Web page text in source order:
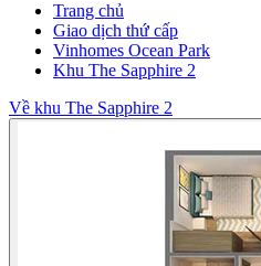
Trang chủ
Giao dịch thứ cấp
Vinhomes Ocean Park
Khu The Sapphire 2
Về khu The Sapphire 2